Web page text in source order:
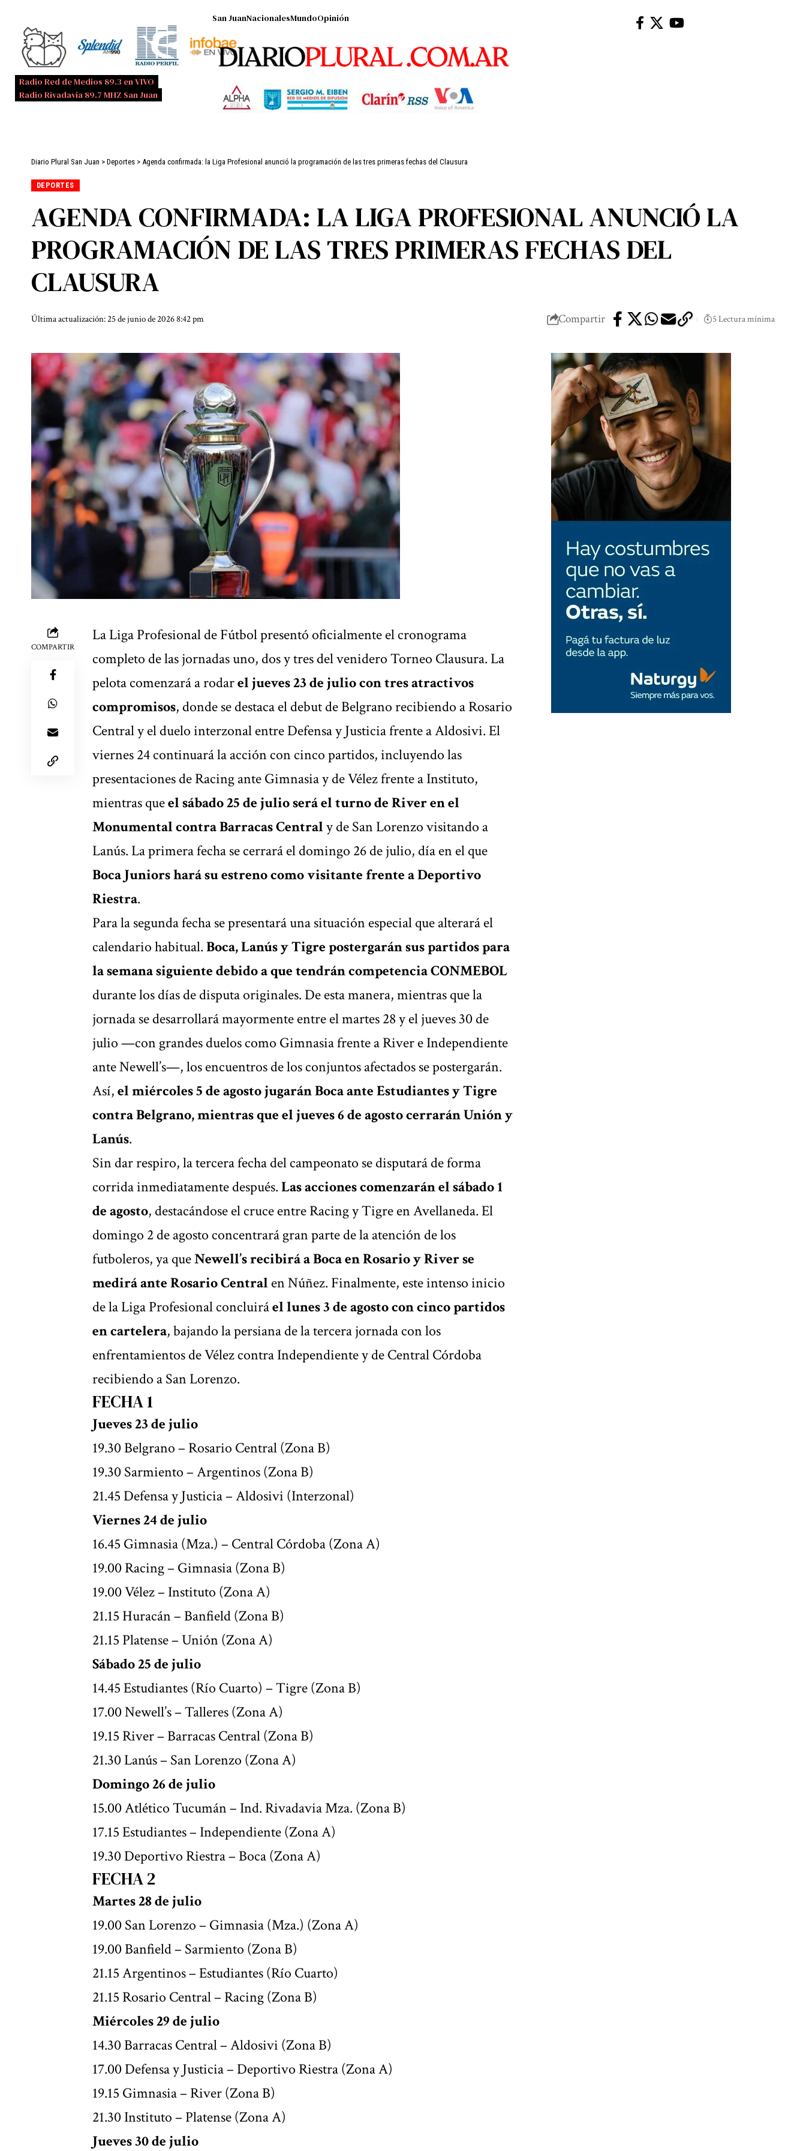
Radio Red de Medios 89.3 en VIVO
Radio Rivadavia 89.7 MHZ San Juan
San JuanNacionalesMundoOpinión
Diario Plural San Juan > Deportes > Agenda confirmada: la Liga Profesional anunció la programación de las tres primeras fechas del Clausura
DEPORTES
AGENDA CONFIRMADA: LA LIGA PROFESIONAL ANUNCIÓ LA
PROGRAMACIÓN DE LAS TRES PRIMERAS FECHAS DEL
CLAUSURA
Última actualización: 25 de junio de 2026 8:42 pm Compartir 5 Lectura mínima
COMPARTIR
La Liga Profesional de Fútbol presentó oficialmente el cronograma
completo de las jornadas uno, dos y tres del venidero Torneo Clausura. La
pelota comenzará a rodarel jueves 23 de julio con tres atractivos
compromisos, donde se destaca el debut de Belgrano recibiendo a Rosario
Central y el duelo interzonal entre Defensa y Justicia frente a Aldosivi. El
viernes 24 continuará la acción con cinco partidos, incluyendo las
presentaciones de Racing ante Gimnasia y de Vélez frente a Instituto,
mientras queel sábado 25 de julio será el turno de River en el
Monumental contra Barracas Centraly de San Lorenzo visitando a
Lanús. La primera fecha se cerrará el domingo 26 de julio, día en el que
Boca Juniors hará su estreno como visitante frente a Deportivo
Riestra.
Para la segunda fecha se presentará una situación especial que alterará el
calendario habitual.Boca, Lanús y Tigre postergarán sus partidos para
la semana siguiente debido a que tendrán competencia CONMEBOL
durante los días de disputa originales. De esta manera, mientras que la
jornada se desarrollará mayormente entre el martes 28 y el jueves 30 de
julio —con grandes duelos como Gimnasia frente a River e Independiente
ante Newell’s—, los encuentros de los conjuntos afectados se postergarán.
Así,el miércoles 5 de agosto jugarán Boca ante Estudiantes y Tigre
contra Belgrano, mientras que el jueves 6 de agosto cerrarán Unión y
Lanús.
Sin dar respiro, la tercera fecha del campeonato se disputará de forma
corrida inmediatamente después.Las acciones comenzarán el sábado 1
de agosto, destacándose el cruce entre Racing y Tigre en Avellaneda. El
domingo 2 de agosto concentrará gran parte de la atención de los
futboleros, ya queNewell’s recibirá a Boca en Rosario y River se
medirá ante Rosario Centralen Núñez. Finalmente, este intenso inicio
de la Liga Profesional concluiráel lunes 3 de agosto con cinco partidos
en cartelera, bajando la persiana de la tercera jornada con los
enfrentamientos de Vélez contra Independiente y de Central Córdoba
recibiendo a San Lorenzo.
FECHA 1
Jueves 23 de julio
19.30 Belgrano – Rosario Central (Zona B)
19.30 Sarmiento – Argentinos (Zona B)
21.45 Defensa y Justicia – Aldosivi (Interzonal)
Viernes 24 de julio
16.45 Gimnasia (Mza.) – Central Córdoba (Zona A)
19.00 Racing – Gimnasia (Zona B)
19.00 Vélez – Instituto (Zona A)
21.15 Huracán – Banfield (Zona B)
21.15 Platense – Unión (Zona A)
Sábado 25 de julio
14.45 Estudiantes (Río Cuarto) – Tigre (Zona B)
17.00 Newell’s – Talleres (Zona A)
19.15 River – Barracas Central (Zona B)
21.30 Lanús – San Lorenzo (Zona A)
Domingo 26 de julio
15.00 Atlético Tucumán – Ind. Rivadavia Mza. (Zona B)
17.15 Estudiantes – Independiente (Zona A)
19.30 Deportivo Riestra – Boca (Zona A)
FECHA 2
Martes 28 de julio
19.00 San Lorenzo – Gimnasia (Mza.) (Zona A)
19.00 Banfield – Sarmiento (Zona B)
21.15 Argentinos – Estudiantes (Río Cuarto)
21.15 Rosario Central – Racing (Zona B)
Miércoles 29 de julio
14.30 Barracas Central – Aldosivi (Zona B)
17.00 Defensa y Justicia – Deportivo Riestra (Zona A)
19.15 Gimnasia – River (Zona B)
21.30 Instituto – Platense (Zona A)
Jueves 30 de julio